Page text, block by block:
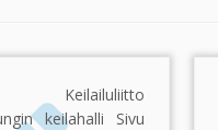
Keilailuliitto
keilahalli Sivu